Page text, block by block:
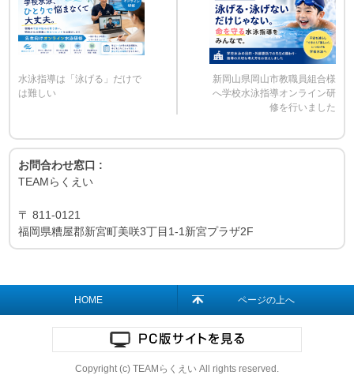
水泳指導は「泳げる」だけで
は難しい
新岡山県岡山市教職員組合様
へ学校水泳指導オンライン研
修を行いました
お問合わせ窓口 :
TEAMらくえい
〒811-0121
福岡県糟屋郡新宮町美咲3丁目1-1新宮プラザ2F
HOME ページの上へ
Copyright (c) TEAMらくえい All rights reserved.